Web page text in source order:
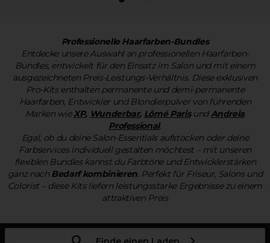
1
Professionelle Haarfarben-Bundles
Entdecke unsere Auswahl an professionellen Haarfarben-
Bundles, entwickelt für den Einsatz im Salon und mit einem
ausgezeichneten Preis-Leistungs-Verhältnis. Diese exklusiven
Pro-Kits enthalten permanente und demi-permanente
Haarfarben, Entwickler und Blondierpulver von führenden
Marken wieXP, Wunderbar, Lômé ParisundAndreia
Professional.
Egal, ob du deine Salon-Essentials aufstocken oder deine
Farbservices individuell gestalten möchtest – mit unseren
flexiblen Bundles kannst du Farbtöne und Entwicklerstärken
ganz nach Bedarf kombinieren. Perfekt für Friseur, Salons und
Colorist – diese Kits liefern leistungsstarke Ergebnisse zu einem
attraktiven Preis